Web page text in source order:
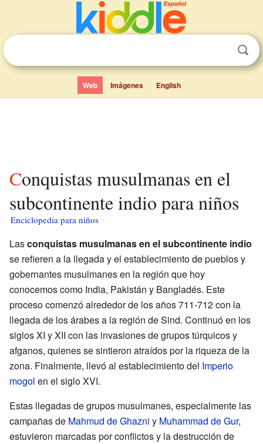
Web Imágenes English
Conquistas musulmanas en el
subcontinente indio para niños
Enciclopedia para niños
Lasconquistas musulmanas en el subcontinente indio
se refieren a la llegada y el establecimiento de pueblos y
gobernantes musulmanes en la región que hoy
conocemos como India, Pakistán y Bangladés. Este
proceso comenzó alrededor de los años 711-712 con la
llegada de los árabes a la región de Sind. Continuó en los
siglos XI y XII con las invasiones de grupos túrquicos y
afganos, quienes se sintieron atraídos por la riqueza de la
zona. Finalmente, llevó al establecimiento del Imperio
mogol en el siglo XVI.
Estas llegadas de grupos musulmanes, especialmente las
campañas de Mahmud de Ghazni y Muhammad de Gur,
estuvieron marcadas por conflictos y la destrucción de